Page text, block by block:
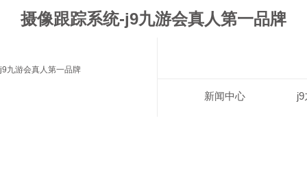
摄像跟踪系统-j9九游会真人第一品牌
j9九游会真人第一品牌
新闻中心